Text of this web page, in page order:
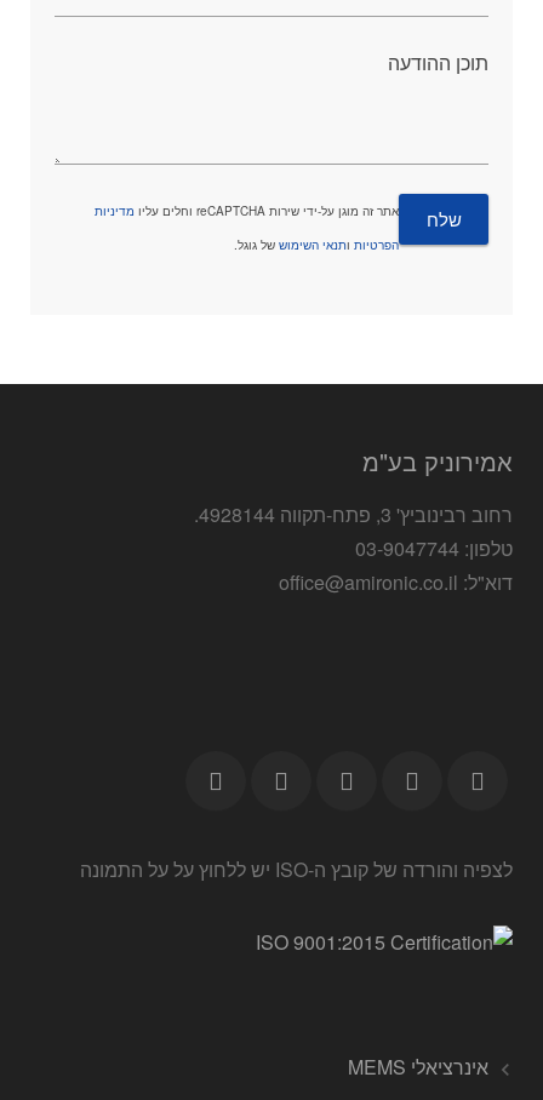
תוכן ההודעה
אתר זה מוגן על-ידי שירות reCAPTCHA וחלים עליו
מדיניות
הפרטיות ותנאי השימוש של גוגל.
אמירוניק בע"מ
רחוב רבינוביץ' 3, פתח-תקווה 4928144.
טלפון: 03-9047744
דוא"ל: office@amironic.co.il
לצפיה והורדה של קובץ ה-ISO יש ללחוץ על על התמונה
אינרציאלי MEMS